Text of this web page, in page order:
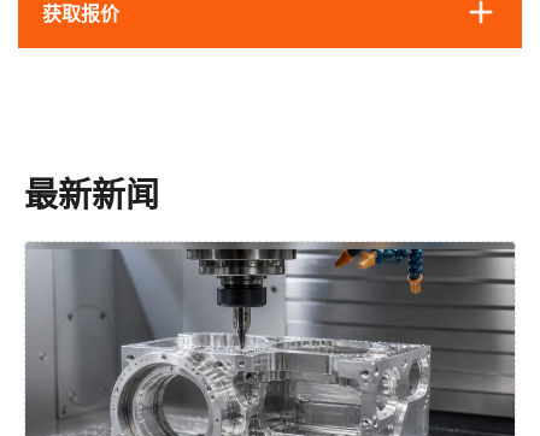
获取报价
最新新闻